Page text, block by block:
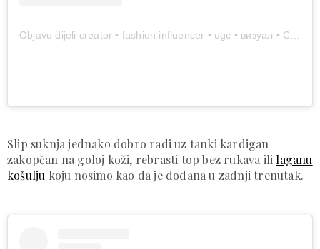
Slip suknja jednako dobro radi uz tanki kardigan
zakopčan na goloj koži, rebrasti top bez rukava ili laganu
košulju koju nosimo kao da je dodana u zadnji trenutak.